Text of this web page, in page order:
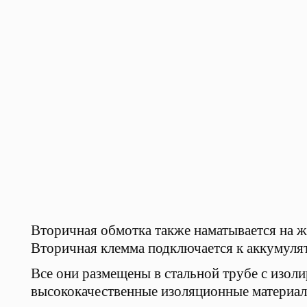
Вторичная обмотка также наматывается на
Вторичная клемма подключается к
Все они размещены в стальной трубе с
высококачественные изоляционные